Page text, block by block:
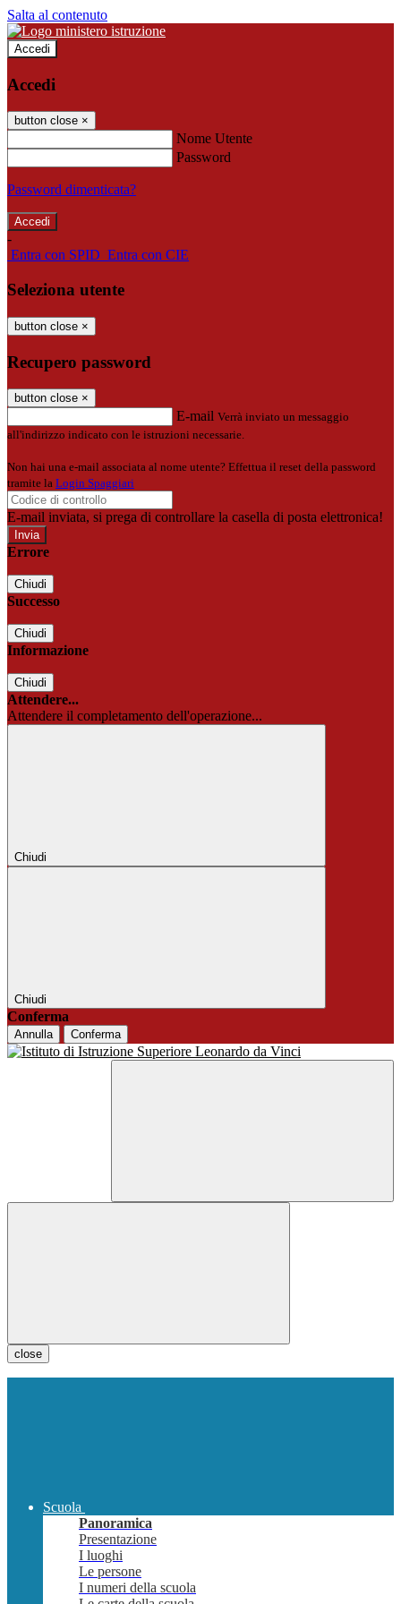
Salta al contenuto
Accedi
Accedi
button close ×
Nome Utente
Password
Password dimenticata?
-
Entra con SPID Entra con CIE
Seleziona utente
button close ×
Recupero password
button close ×
E-mail Verrà inviato un messaggio
all'indirizzo indicato con le istruzioni necessarie.
Non hai una e-mail associata al nome utente? Effettua il reset della password
tramite la Login Spaggiari
E-mail inviata, si prega di controllare la casella di posta elettronica!
Errore
Chiudi
Successo
Chiudi
Informazione
Chiudi
Attendere...
Attendere il completamento dell'operazione...
Chiudi
Chiudi
Conferma
Annulla Conferma
close
Scuola
Panoramica
Presentazione
I luoghi
Le persone
I numeri della scuola